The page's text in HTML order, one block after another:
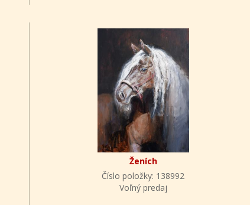
Ženích
Číslo položky: 138992
Voľný predaj